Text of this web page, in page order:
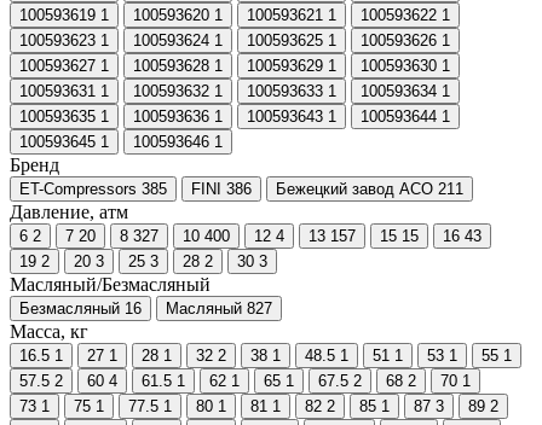
100593619 1 100593620 1 100593621 1 100593622 1
100593623 1 100593624 1 100593625 1 100593626 1
100593627 1 100593628 1 100593629 1 100593630 1
100593631 1 100593632 1 100593633 1 100593634 1
100593635 1 100593636 1 100593643 1 100593644 1
100593645 1 100593646 1
Бренд
ET-Compressors 385 FINI 386 Бежецкий завод АСО 211
Давление, атм
6 2 7 20 8 327 10 400 12 4 13 157 15 15 16 43
19 2 20 3 25 3 28 2 30 3
Масляный/Безмасляный
Безмасляный 16 Масляный 827
Масса, кг
16.5 1 27 1 28 1 32 2 38 1 48.5 1 51 1 53 1 55 1
57.5 2 60 4 61.5 1 62 1 65 1 67.5 2 68 2 70 1
73 1 75 1 77.5 1 80 1 81 1 82 2 85 1 87 3 89 2